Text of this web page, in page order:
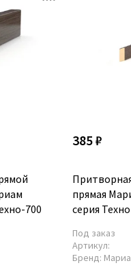
700
385 ₽
прямая
серия
Под заказ
Артикул:
Бренд: